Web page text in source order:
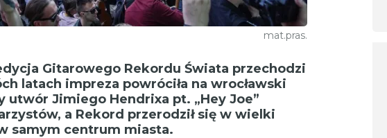
mat.pras.
Gitarowego Rekordu Świata przechodzi
latach impreza powróciła na wrocławski
utwór Jimiego Hendrixa pt. „Hey Joe”
a Rekord przerodził się w wielki
samym centrum miasta.